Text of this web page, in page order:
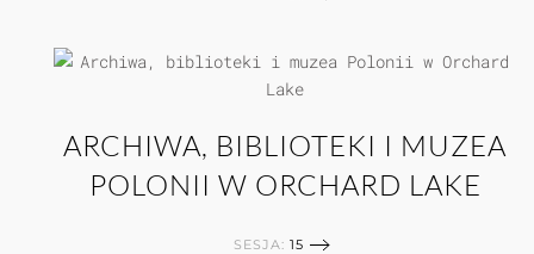
ARCHIWA, BIBLIOTEKI I MUZEA
POLONII W ORCHARD LAKE
SESJA: 15